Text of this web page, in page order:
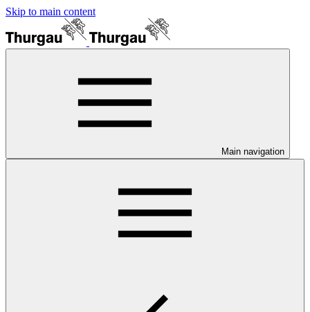
Skip to main content
Main navigation